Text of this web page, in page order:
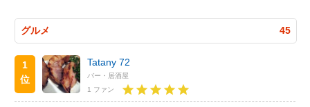
グルメ 45
1
位
Tatany 72
バー・居酒屋
1 ファン